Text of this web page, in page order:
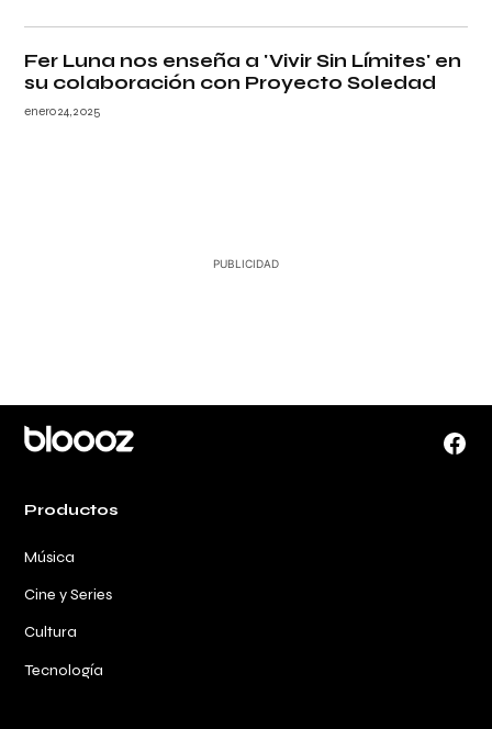
Fer Luna nos enseña a 'Vivir Sin Límites' en
su colaboración con Proyecto Soledad
enero 24, 2025
Productos
Música
Cine y Series
Cultura
Tecnología